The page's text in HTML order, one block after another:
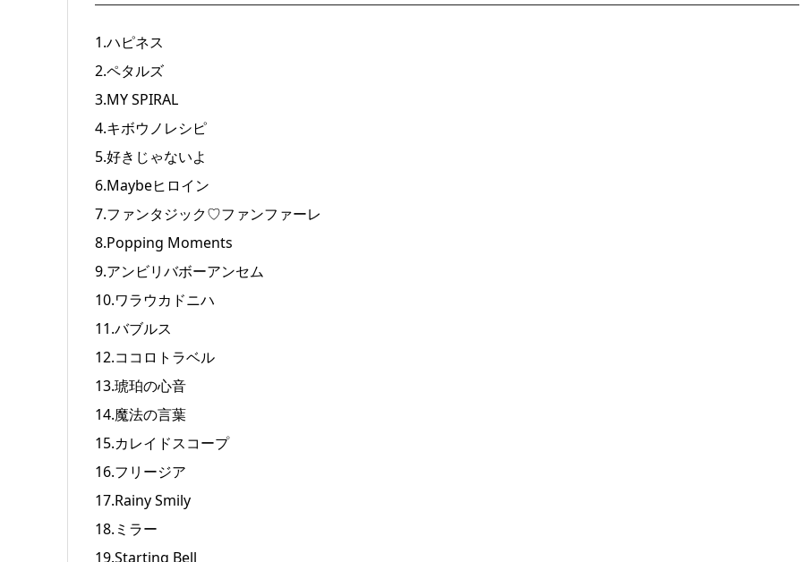
1.ハピネス
2.ペタルズ
3.MY SPIRAL
4.キボウノレシピ
5.好きじゃないよ
6.Maybeヒロイン
7.ファンタジック♡ファンファーレ
8.Popping Moments
9.アンビリバボーアンセム
10.ワラウカドニハ
11.バブルス
12.ココロトラベル
13.琥珀の心音
14.魔法の言葉
15.カレイドスコープ
16.フリージア
17.Rainy Smily
18.ミラー
19.Starting Bell